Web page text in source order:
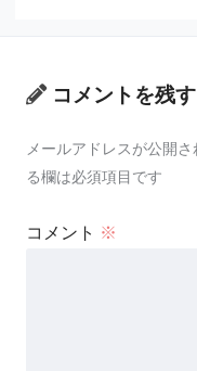
コメントを残す
メールアドレスが公開さ
る欄は必須項目です
コメント ※